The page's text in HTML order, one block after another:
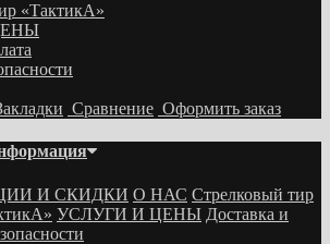
«ТактикА»
Сравнение Оформить заказ
И СКИДКИ О НАС Стрелковый тир
УСЛУГИ И ЦЕНЫ Доставка и